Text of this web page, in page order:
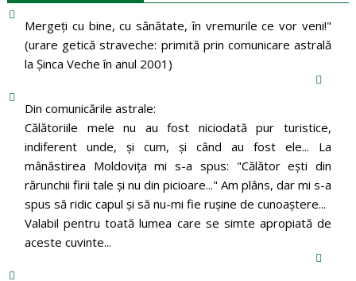
Mergeţi cu bine, cu sănătate, în vremurile ce vor veni!"
(urare getică straveche: primită prin comunicare astrală
la Şinca Veche în anul 2001)
Din comunicările astrale:
Călătoriile mele nu au fost niciodată pur turistice,
indiferent unde, și cum, și când au fost ele... La
mânăstirea Moldoviţa mi s-a spus: "Călător eşti din
rărunchii firii tale şi nu din picioare..." Am plâns, dar mi s-a
spus să ridic capul şi să nu-mi fie ruşine de cunoaştere...
Valabil pentru toată lumea care se simte apropiată de
aceste cuvinte...